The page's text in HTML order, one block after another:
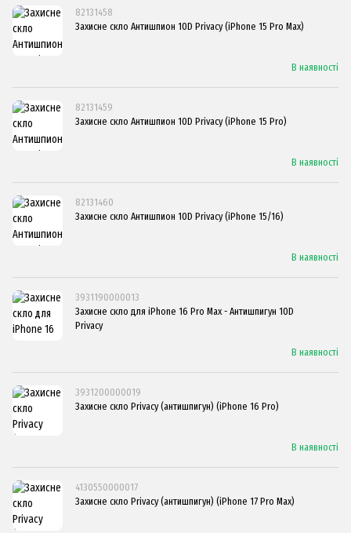
82131458
Захисне скло Антишпион 10D Privacy (iPhone 15 Pro Max)
В наявності
82131459
Захисне скло Антишпион 10D Privacy (iPhone 15 Pro)
В наявності
82131460
Захисне скло Антишпион 10D Privacy (iPhone 15/16)
В наявності
3931190000013
Захисне скло для iPhone 16 Pro Max - Антишпигун 10D
Privacy
В наявності
3931200000019
Захисне скло Privacy (антишпигун) (iPhone 16 Pro)
В наявності
4130550000017
Захисне скло Privacy (антишпигун) (iPhone 17 Pro Max)